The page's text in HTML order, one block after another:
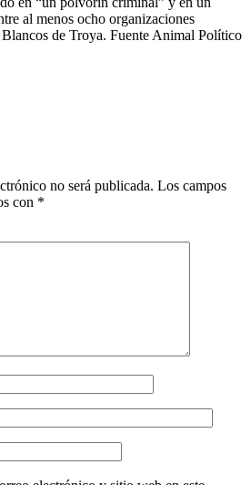
al menos ocho organizaciones
de Troya. Fuente Animal Político
no será publicada. Los campos
con *